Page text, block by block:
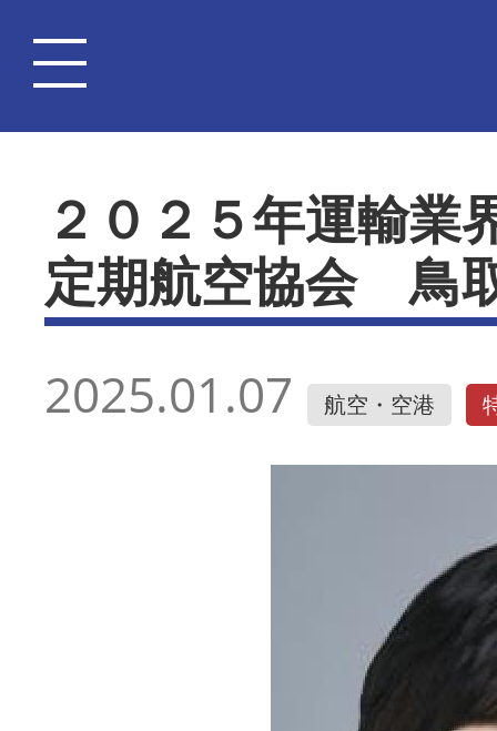
２０２５年運輸
定期航空協会 鳥
2025.01.07 航空・空港